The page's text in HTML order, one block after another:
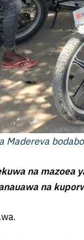
Madereva
na mazoea
na